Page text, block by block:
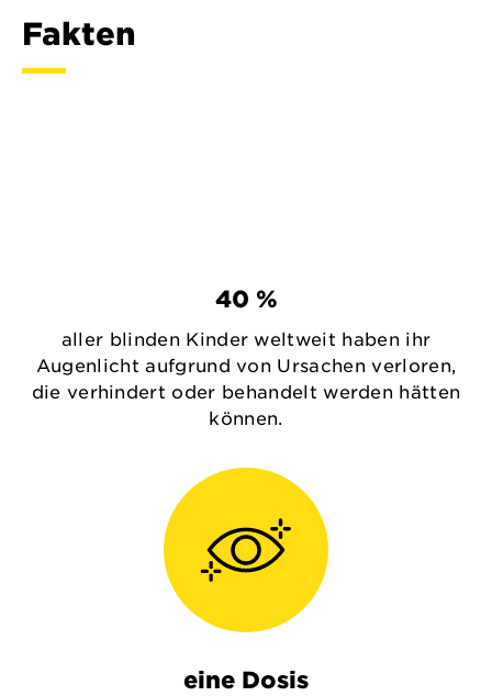
Fakten
40 %
aller blinden Kinder weltweit haben ihr
Augenlicht aufgrund von Ursachen verloren,
die verhindert oder behandelt werden hätten
können.
eine Dosis